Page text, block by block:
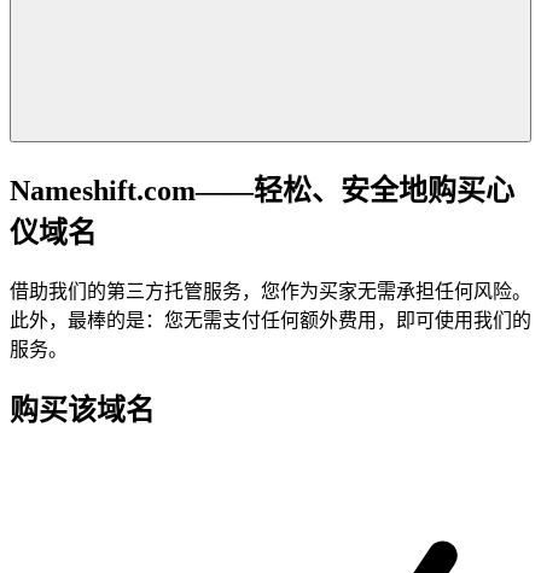
Nameshift.com——轻松、安全地购买心
仪域名
借助我们的第三方托管服务，您作为买家无需承担任何风险。
此外，最棒的是：您无需支付任何额外费用，即可使用我们的
服务。
购买该域名